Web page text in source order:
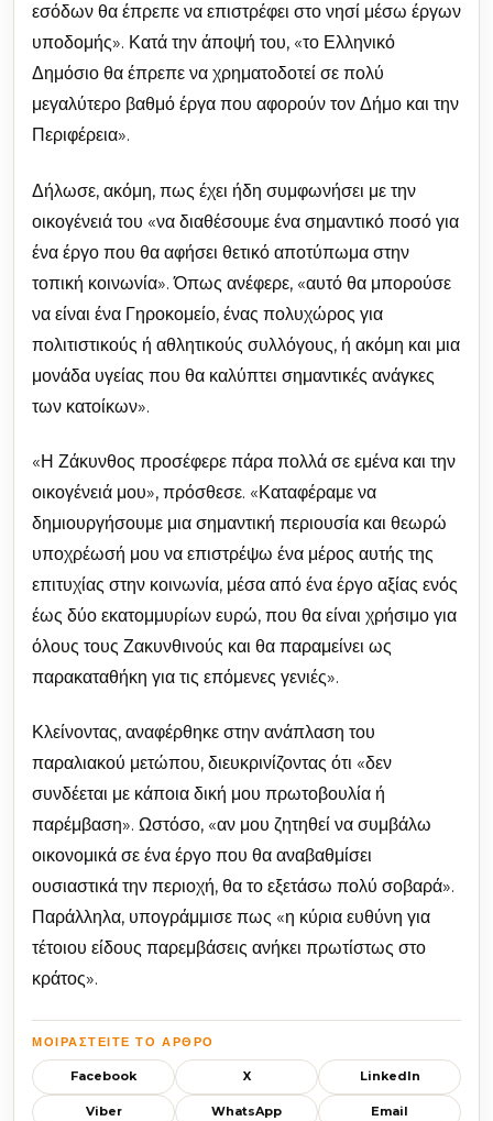
εσόδων θα έπρεπε να επιστρέφει στο νησί μέσω έργων
υποδομής». Κατά την άποψή του, «το Ελληνικό
Δημόσιο θα έπρεπε να χρηματοδοτεί σε πολύ
μεγαλύτερο βαθμό έργα που αφορούν τον Δήμο και την
Περιφέρεια».
Δήλωσε, ακόμη, πως έχει ήδη συμφωνήσει με την
οικογένειά του «να διαθέσουμε ένα σημαντικό ποσό για
ένα έργο που θα αφήσει θετικό αποτύπωμα στην
τοπική κοινωνία». Όπως ανέφερε, «αυτό θα μπορούσε
να είναι ένα Γηροκομείο, ένας πολυχώρος για
πολιτιστικούς ή αθλητικούς συλλόγους, ή ακόμη και μια
μονάδα υγείας που θα καλύπτει σημαντικές ανάγκες
των κατοίκων».
«Η Ζάκυνθος προσέφερε πάρα πολλά σε εμένα και την
οικογένειά μου», πρόσθεσε. «Καταφέραμε να
δημιουργήσουμε μια σημαντική περιουσία και θεωρώ
υποχρέωσή μου να επιστρέψω ένα μέρος αυτής της
επιτυχίας στην κοινωνία, μέσα από ένα έργο αξίας ενός
έως δύο εκατομμυρίων ευρώ, που θα είναι χρήσιμο για
όλους τους Ζακυνθινούς και θα παραμείνει ως
παρακαταθήκη για τις επόμενες γενιές».
Κλείνοντας, αναφέρθηκε στην ανάπλαση του
παραλιακού μετώπου, διευκρινίζοντας ότι «δεν
συνδέεται με κάποια δική μου πρωτοβουλία ή
παρέμβαση». Ωστόσο, «αν μου ζητηθεί να συμβάλω
οικονομικά σε ένα έργο που θα αναβαθμίσει
ουσιαστικά την περιοχή, θα το εξετάσω πολύ σοβαρά».
Παράλληλα, υπογράμμισε πως «η κύρια ευθύνη για
τέτοιου είδους παρεμβάσεις ανήκει πρωτίστως στο
κράτος».
ΜΟΙΡΑΣΤΕΊΤΕ ΤΟ ΆΡΘΡΟ
Facebook X LinkedIn
Viber WhatsApp Email